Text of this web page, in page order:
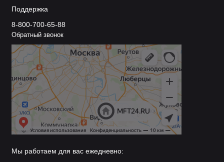
Поддержка
8-800-700-65-88
Обратный звонок
Мы работаем для вас ежедневно: